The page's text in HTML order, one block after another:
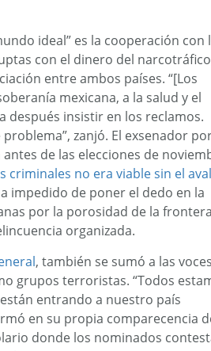
ideal” es la cooperación con
con el dinero del
entre ambos países. “[Los
mexicana, a la salud y el
después insistir en los reclamos.
zanjó. El exsenador
de las elecciones de
no era viable sin el
impedido de poner el dedo en la
por la porosidad de la
organizada.
, también se sumó a las voces
grupos terroristas. “Todos
entrando a nuestro país
en su propia comparecencia
donde los nominados